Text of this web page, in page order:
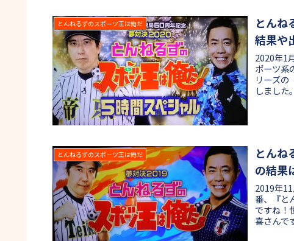
とんねるずのスポーツ王は俺だ
とんね
結果や
2020年1
ポーツ系
リーズの
しました
とんねるずのスポーツ王は俺だ
とんね
の結果
2019年
番、『と
ですね！
喜さんで